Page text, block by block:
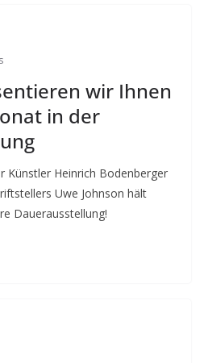
wir Ihnen
in der
Künstler Heinrich Bodenberger
Uwe Johnson hält
Dauerausstellung!